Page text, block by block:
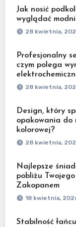
Jak nosić
wyglądać
28 kwietnia,
Profesjonalny
czym polega
28 kwietnia,
Design, który
opakowania do
kolorowej?
28 kwietnia,
Najlepsze
pobliżu
Zakopanem
18 kwietnia,
Stabilność